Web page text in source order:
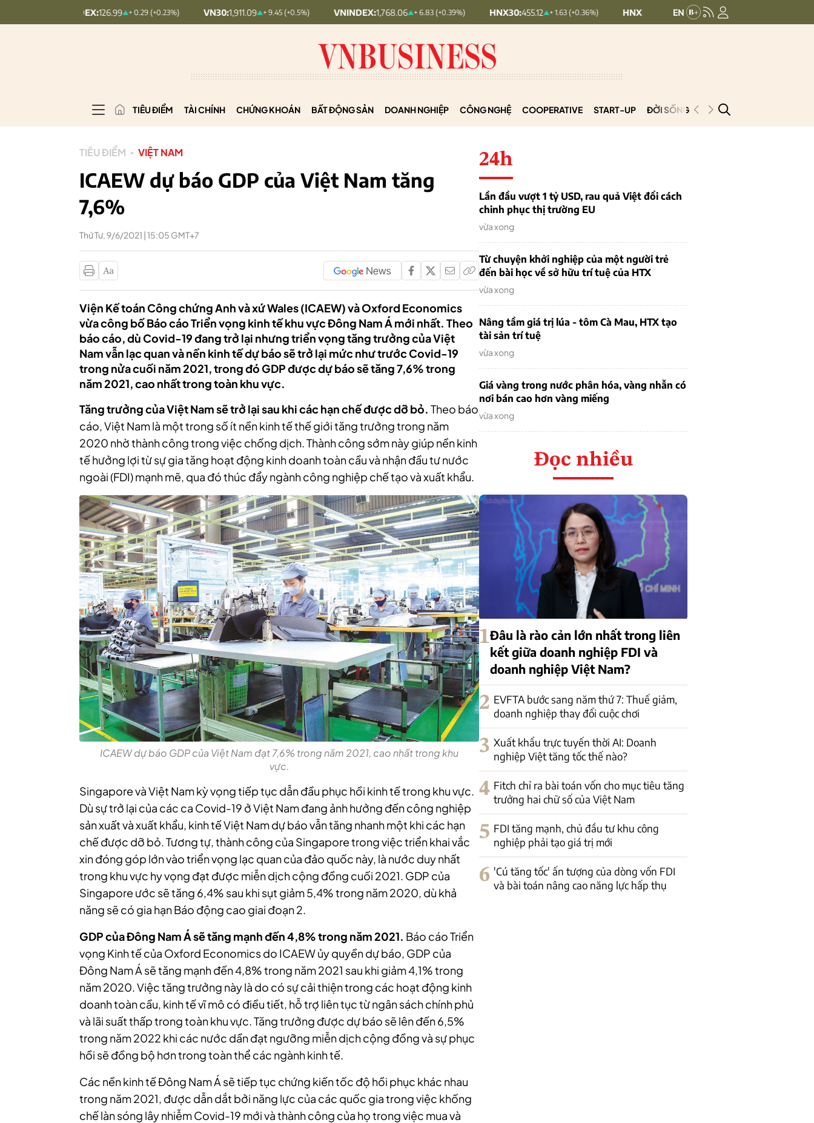
+ 0.29 (+0.23%) VN30:1,911.09 + 9.45 (+0.5%) VNINDEX: 1,768.06 + 6.83 (+0.39%) HNX30: 455.12 + 1.63 (+0.36%) HNXINDEX: 293.44 + 0.25 (+0.09%)
TIÊU ĐIỂM TÀI CHÍNH CHỨNG KHOÁN BẤT ĐỘNG SẢN DOANH NGHIỆP CÔNG NGHỆ COOPERATIVE START-UP ĐỜI SỐNG PODCAST
TIÊU ĐIỂM VIỆT NAM
ICAEW dự báo GDP của Việt Nam tăng
7,6%
Thứ Tư, 9/6/2021 | 15:05 GMT+7
Viện Kế toán Công chứng Anh và xứ Wales (ICAEW) và Oxford Economics
vừa công bố Báo cáo Triển vọng kinh tế khu vực Đông Nam Á mới nhất. Theo
báo cáo, dù Covid-19 đang trở lại nhưng triển vọng tăng trưởng của Việt
Nam vẫn lạc quan và nền kinh tế dự báo sẽ trở lại mức như trước Covid-19
trong nửa cuối năm 2021, trong đó GDP được dự báo sẽ tăng 7,6% trong
năm 2021, cao nhất trong toàn khu vực.
Tăng trưởng của Việt Nam sẽ trở lại sau khi các hạn chế được dỡ bỏ. Theo báo
cáo, Việt Nam là một trong số ít nền kinh tế thế giới tăng trưởng trong năm
2020 nhờ thành công trong việc chống dịch. Thành công sớm này giúp nền kinh
tế hưởng lợi từ sự gia tăng hoạt động kinh doanh toàn cầu và nhận đầu tư nước
ngoài (FDI) mạnh mẽ, qua đó thúc đẩy ngành công nghiệp chế tạo và xuất khẩu.
ICAEW dự báo GDP của Việt Nam đạt 7,6% trong năm 2021, cao nhất trong khu
vực.
Singapore và Việt Nam kỳ vọng tiếp tục dẫn đầu phục hồi kinh tế trong khu vực.
Dù sự trở lại của các ca Covid-19 ở Việt Nam đang ảnh hưởng đến công nghiệp
sản xuất và xuất khẩu, kinh tế Việt Nam dự báo vẫn tăng nhanh một khi các hạn
chế được dỡ bỏ. Tương tự, thành công của Singapore trong việc triển khai vắc
xin đóng góp lớn vào triển vọng lạc quan của đảo quốc này, là nước duy nhất
trong khu vực hy vọng đạt được miễn dịch cộng đồng cuối 2021. GDP của
Singapore ước sẽ tăng 6,4% sau khi sụt giảm 5,4% trong năm 2020, dù khả
năng sẽ có gia hạn Báo động cao giai đoạn 2.
GDP của Đông Nam Á sẽ tăng mạnh đến 4,8% trong năm 2021. Báo cáo Triển
vọng Kinh tế của Oxford Economics do ICAEW ủy quyền dự báo, GDP của
Đông Nam Á sẽ tăng mạnh đến 4,8% trong năm 2021 sau khi giảm 4,1% trong
năm 2020. Việc tăng trưởng này là do có sự cải thiện trong các hoạt động kinh
doanh toàn cầu, kinh tế vĩ mô có điều tiết, hỗ trợ liên tục từ ngân sách chính phủ
và lãi suất thấp trong toàn khu vực. Tăng trưởng được dự báo sẽ lên đến 6,5%
trong năm 2022 khi các nước dần đạt ngưỡng miễn dịch cộng đồng và sự phục
hồi sẽ đồng bộ hơn trong toàn thể các ngành kinh tế.
Các nền kinh tế Đông Nam Á sẽ tiếp tục chứng kiến tốc độ hồi phục khác nhau
trong năm 2021, được dẫn dắt bởi năng lực của các quốc gia trong việc khống
chế làn sóng lây nhiễm Covid-19 mới và thành công của họ trong việc mua và
24h
Lần đầu vượt 1 tỷ USD, rau quả Việt đổi cách
chinh phục thị trường EU
vừa xong
Từ chuyện khởi nghiệp của một người trẻ
đến bài học về sở hữu trí tuệ của HTX
vừa xong
Nâng tầm giá trị lúa - tôm Cà Mau, HTX tạo
tài sản trí tuệ
vừa xong
Giá vàng trong nước phân hóa, vàng nhẫn có
nơi bán cao hơn vàng miếng
vừa xong
Đọc nhiều
1Đâu là rào cản lớn nhất trong liên
kết giữa doanh nghiệp FDI và
doanh nghiệp Việt Nam?
2 EVFTA bước sang năm thứ 7: Thuế giảm,
doanh nghiệp thay đổi cuộc chơi
3 Xuất khẩu trực tuyến thời AI: Doanh
nghiệp Việt tăng tốc thế nào?
4 Fitch chỉ ra bài toán vốn cho mục tiêu tăng
trưởng hai chữ số của Việt Nam
5 FDI tăng mạnh, chủ đầu tư khu công
nghiệp phải tạo giá trị mới
6 'Cú tăng tốc' ấn tượng của dòng vốn FDI
và bài toán nâng cao năng lực hấp thụ